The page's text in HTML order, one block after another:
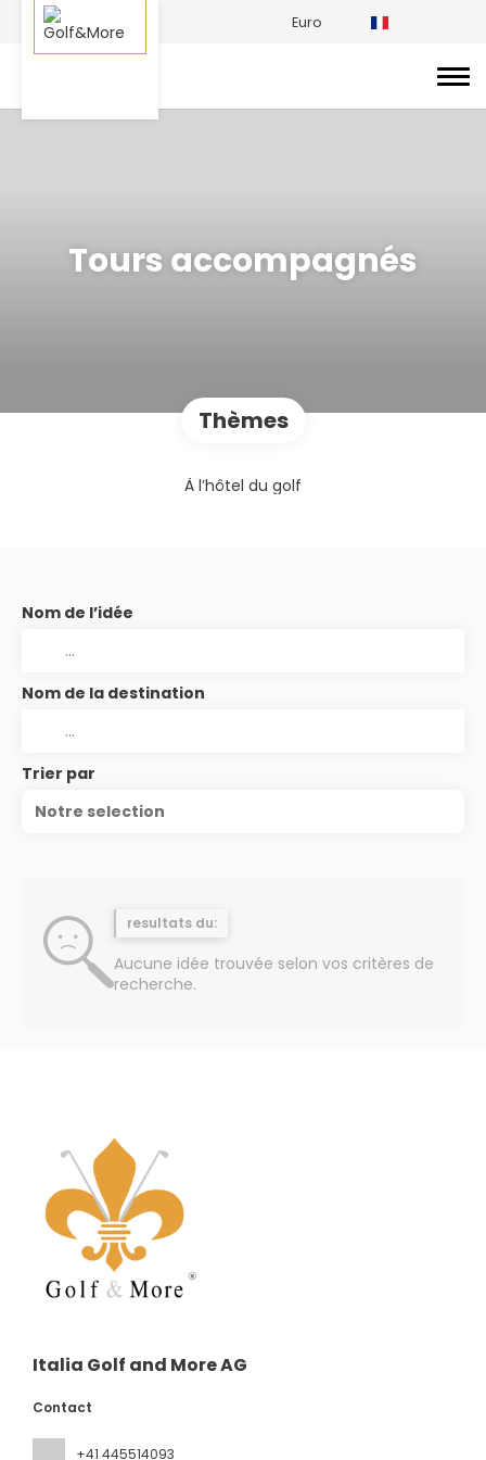
Euro
Tours accompagnés
Thèmes
À l’hôtel du golf
Nom de l’idée
Nom de la destination
Trier par
Notre selection
resultats du:
Aucune idée trouvée selon vos critères de
recherche.
Italia Golf and More AG
Contact
+41 445514093